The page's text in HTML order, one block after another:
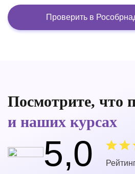
Проверить в
Посмотрите, что
и наших курсах
5,0